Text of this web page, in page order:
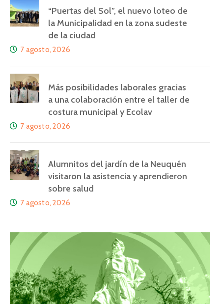
“Puertas del Sol”, el nuevo loteo de
la Municipalidad en la zona sudeste
de la ciudad
7 agosto, 2026
Más posibilidades laborales gracias
a una colaboración entre el taller de
costura municipal y Ecolav
7 agosto, 2026
Alumnitos del jardín de la Neuquén
visitaron la asistencia y aprendieron
sobre salud
7 agosto, 2026